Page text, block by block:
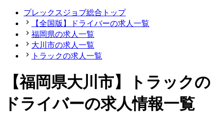
プレックスジョブ総合トップ
【全国版】ドライバーの求人一覧
福岡県の求人一覧
大川市の求人一覧
トラックの求人一覧
【福岡県大川市】トラックの
ドライバーの求人情報一覧